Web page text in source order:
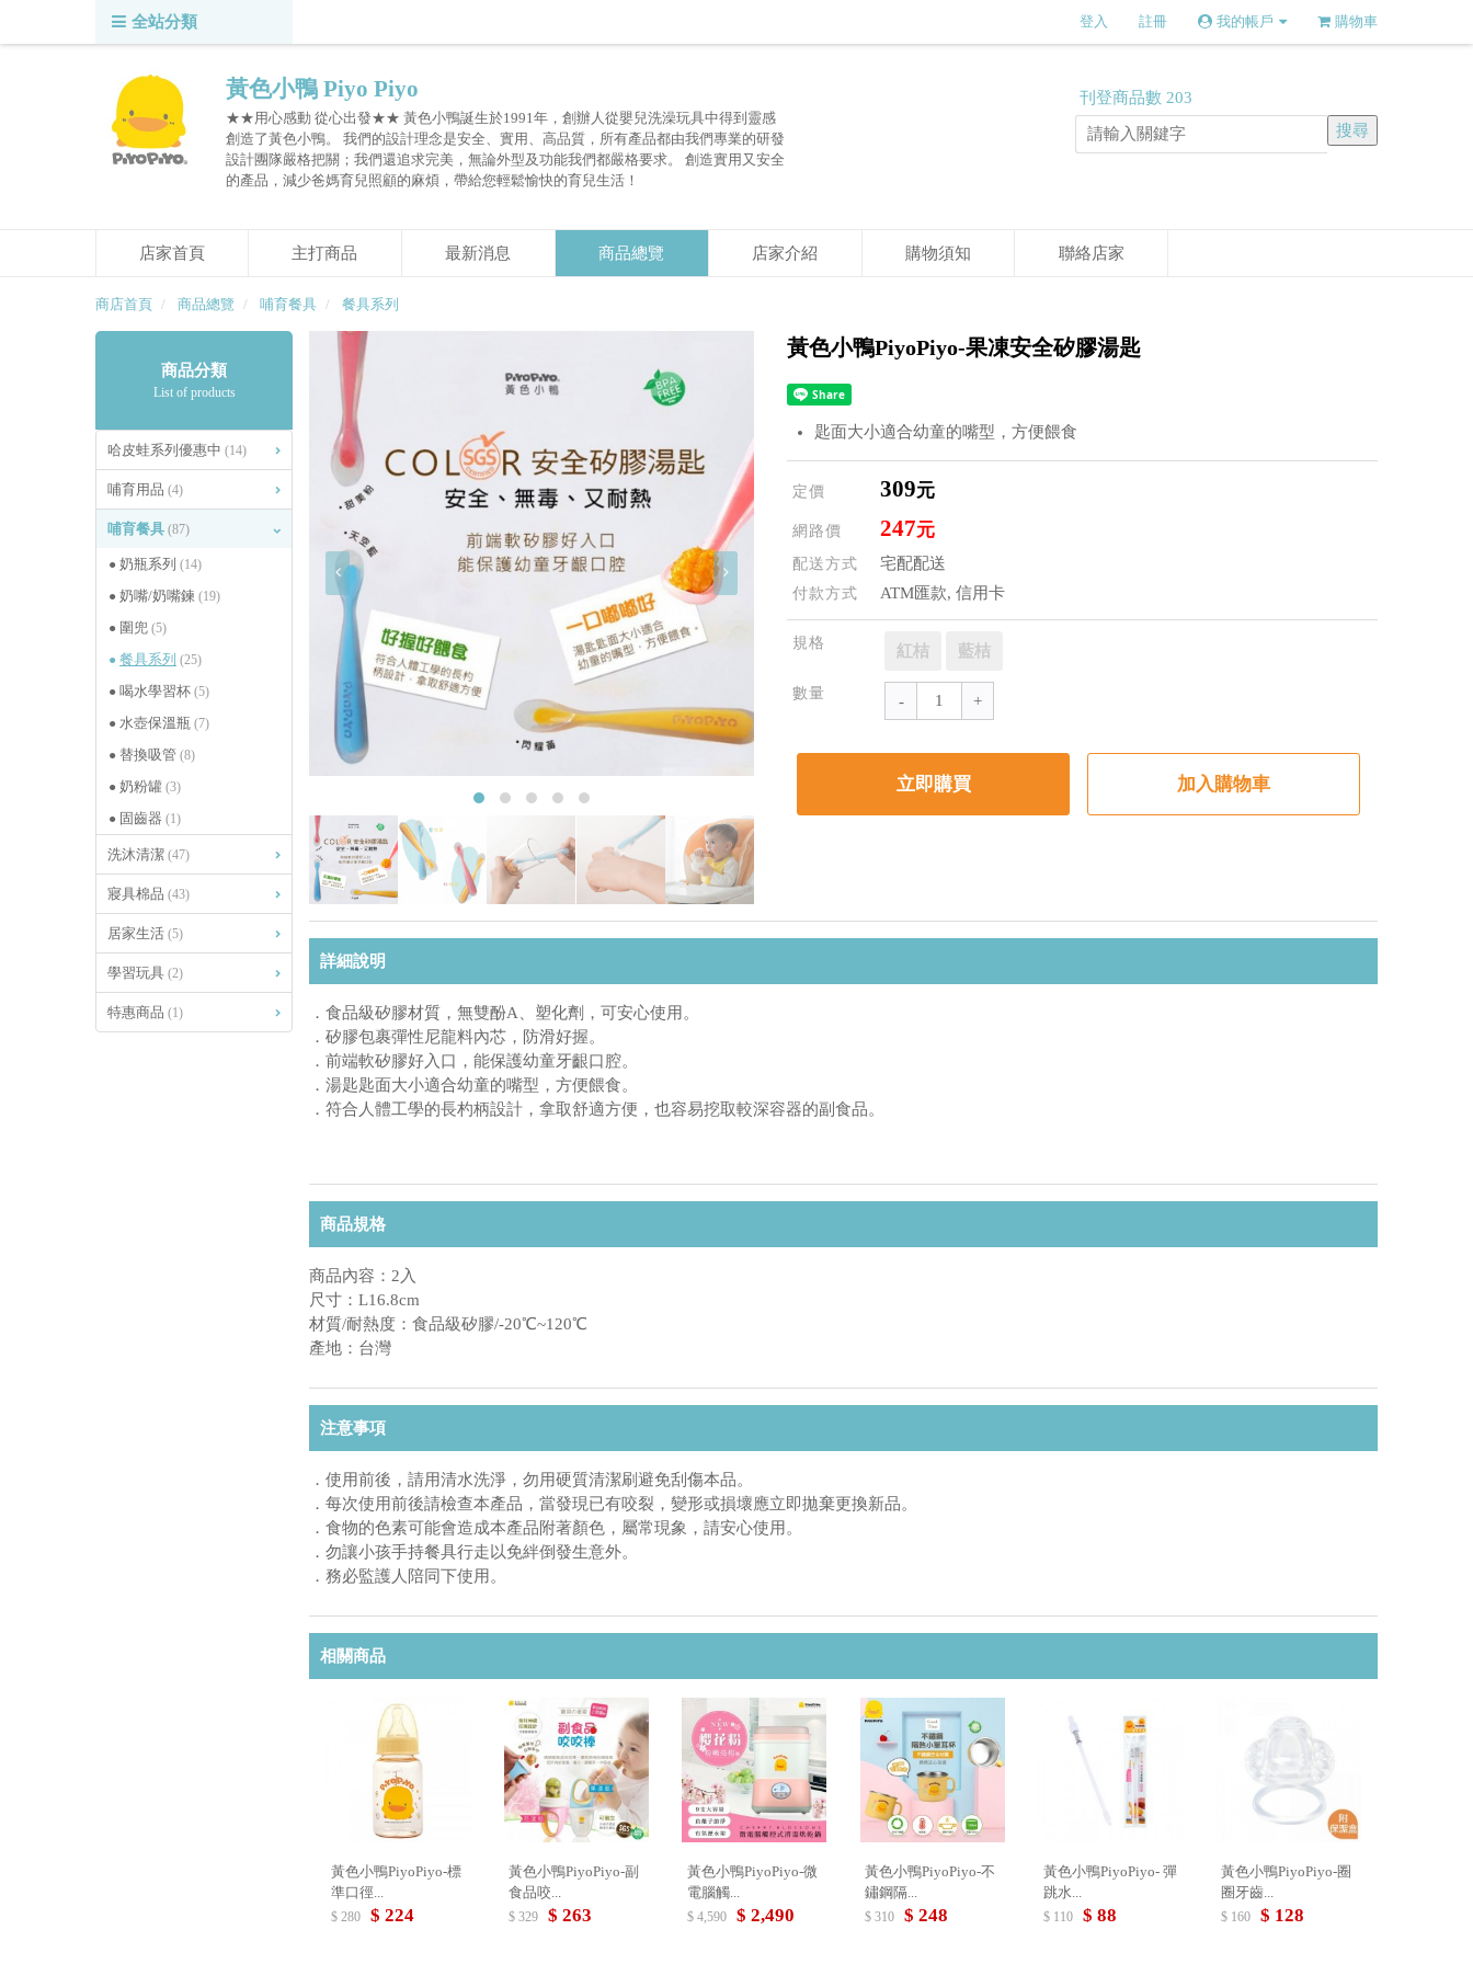
全站分類 登入 註冊 我的帳戶 購物車
黃色小鴨 Piyo Piyo
★★用心感動 從心出發★★ 黃色小鴨誕生於1991年，創辦人從嬰兒洗澡玩具中得到靈感
創造了黃色小鴨。 我們的設計理念是安全、實用、高品質，所有產品都由我們專業的研發
設計團隊嚴格把關；我們還追求完美，無論外型及功能我們都嚴格要求。 創造實用又安全
的產品，減少爸媽育兒照顧的麻煩，帶給您輕鬆愉快的育兒生活！
刊登商品數 203
店家首頁 主打商品 最新消息 商品總覽 店家介紹 購物須知 聯絡店家
商店首頁 商品總覽 哺育餐具 餐具系列
商品分類
List of products
哈皮蛙系列優惠中 (14)
哺育用品 (4)
哺育餐具 (87)
奶瓶系列 (14)
奶嘴/奶嘴鍊 (19)
圍兜 (5)
餐具系列 (25)
喝水學習杯 (5)
水壺保溫瓶 (7)
替換吸管 (8)
奶粉罐 (3)
固齒器 (1)
洗沐清潔 (47)
寢具棉品 (43)
居家生活 (5)
學習玩具 (2)
特惠商品 (1)
黃色小鴨PiyoPiyo-果凍安全矽膠湯匙
匙面大小適合幼童的嘴型，方便餵食
定價 309元
網路價 247元
配送方式 宅配配送
付款方式 ATM匯款, 信用卡
規格 紅桔 藍桔
數量
立即購買 加入購物車
詳細說明
．食品級矽膠材質，無雙酚A、塑化劑，可安心使用。
．矽膠包裹彈性尼龍料內芯，防滑好握。
．前端軟矽膠好入口，能保護幼童牙齦口腔。
．湯匙匙面大小適合幼童的嘴型，方便餵食。
．符合人體工學的長杓柄設計，拿取舒適方便，也容易挖取較深容器的副食品。
商品規格
商品內容：2入
尺寸：L16.8cm
材質/耐熱度：食品級矽膠/-20℃~120℃
產地：台灣
注意事項
．使用前後，請用清水洗淨，勿用硬質清潔刷避免刮傷本品。
．每次使用前後請檢查本產品，當發現已有咬裂，變形或損壞應立即拋棄更換新品。
．食物的色素可能會造成本產品附著顏色，屬常現象，請安心使用。
．勿讓小孩手持餐具行走以免絆倒發生意外。
．務必監護人陪同下使用。
相關商品
黃色小鴨PiyoPiyo-標
準口徑...
$ 280 $ 224
黃色小鴨PiyoPiyo-副
食品咬...
$ 329 $ 263
黃色小鴨PiyoPiyo-微
電腦觸...
$ 4,590 $ 2,490
黃色小鴨PiyoPiyo-不
鏽鋼隔...
$ 310 $ 248
黃色小鴨PiyoPiyo- 彈
跳水...
$ 110 $ 88
黃色小鴨PiyoPiyo-圈
圈牙齒...
$ 160 $ 128